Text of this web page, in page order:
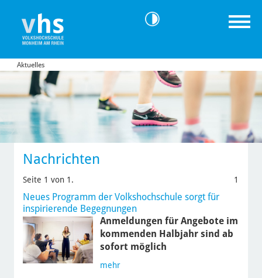
Aktuelles
Nachrichten
Seite 1 von 1. 1
Neues Programm der Volkshochschule sorgt für
inspirierende Begegnungen
Anmeldungen für Angebote im
kommenden Halbjahr sind ab
sofort möglich
mehr